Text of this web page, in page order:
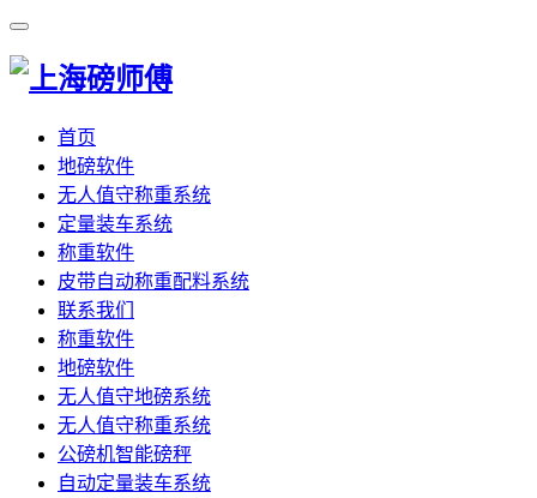
首页
地磅软件
无人值守称重系统
定量装车系统
称重软件
皮带自动称重配料系统
联系我们
称重软件
地磅软件
无人值守地磅系统
无人值守称重系统
公磅机智能磅秤
自动定量装车系统